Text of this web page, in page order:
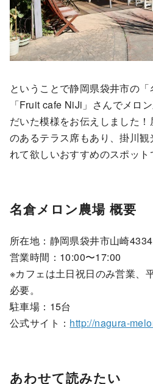
ということで静岡県袋井市の
「Fruit cafe NiJi」さんでメロ
だいた模様をお伝えしました
のあるテラス席もあり、掛川
れて欲しいおすすめのスポット
名倉メロン農場 概要
所在地：静岡県袋井市山崎4334
営業時間：10:00〜17:00
※カフェは土日祝日のみ営業、
必要。
駐車場：15台
公式サイト： http://nagura-
あわせて読みたい